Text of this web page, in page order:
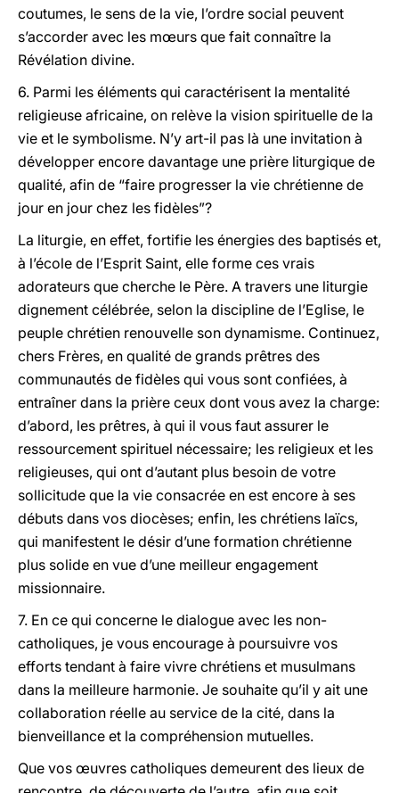
coutumes, le sens de la vie, l’ordre social peuvent
s’accorder avec les mœurs que fait connaître la
Révélation divine.
6. Parmi les éléments qui caractérisent la mentalité
religieuse africaine, on relève la vision spirituelle de la
vie et le symbolisme. N’y art-il pas là une invitation à
développer encore davantage une prière liturgique de
qualité, afin de “faire progresser la vie chrétienne de
jour en jour chez les fidèles”?
La liturgie, en effet, fortifie les énergies des baptisés et,
à l’école de l’Esprit Saint, elle forme ces vrais
adorateurs que cherche le Père. A travers une liturgie
dignement célébrée, selon la discipline de l’Eglise, le
peuple chrétien renouvelle son dynamisme. Continuez,
chers Frères, en qualité de grands prêtres des
communautés de fidèles qui vous sont confiées, à
entraîner dans la prière ceux dont vous avez la charge:
d’abord, les prêtres, à qui il vous faut assurer le
ressourcement spirituel nécessaire; les religieux et les
religieuses, qui ont d’autant plus besoin de votre
sollicitude que la vie consacrée en est encore à ses
débuts dans vos diocèses; enfin, les chrétiens laïcs,
qui manifestent le désir d’une formation chrétienne
plus solide en vue d’une meilleur engagement
missionnaire.
7. En ce qui concerne le dialogue avec les non-
catholiques, je vous encourage à poursuivre vos
efforts tendant à faire vivre chrétiens et musulmans
dans la meilleure harmonie. Je souhaite qu’il y ait une
collaboration réelle au service de la cité, dans la
bienveillance et la compréhension mutuelles.
Que vos œuvres catholiques demeurent des lieux de